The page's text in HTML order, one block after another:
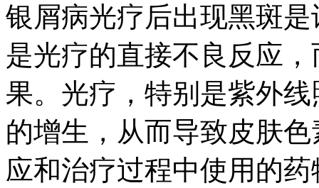
银屑病光疗后出现黑斑
是光疗的直接不良反应
果。光疗，特别是紫外
的增生，从而导致皮肤
应和治疗过程中使用的